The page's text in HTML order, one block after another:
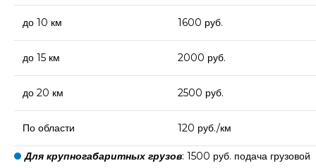
до 10 км 1600 руб.
до 15 км 2000 руб.
до 20 км 2500 руб.
По области 120 руб./км
Для крупногабаритных грузов: 1500 руб. подача грузовой